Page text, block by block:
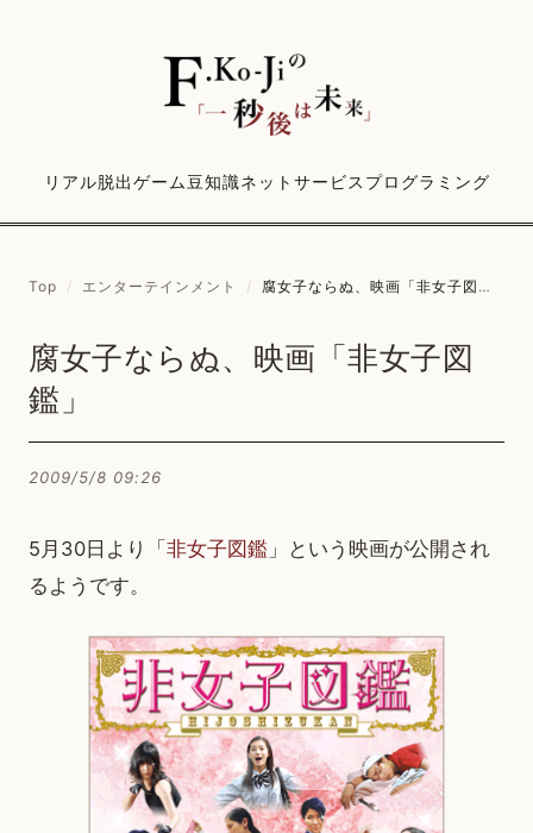
リアル脱出ゲーム豆知識ネットサービス プログラミング
Top / エンターテインメント / 腐女子ならぬ、映画「非女子図鑑」
腐女子ならぬ、映画「非女子図
鑑」
2009/5/8 09:26
5月30日より「 非女子図鑑 」という映画が公開され
るようです。